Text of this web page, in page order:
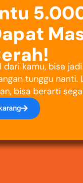
dari kamu, bisa
tunggu
bisa berarti